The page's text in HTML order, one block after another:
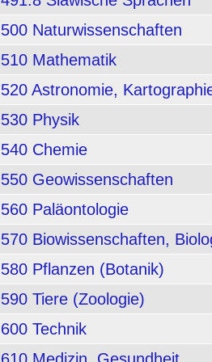
500 Naturwissenschaften
510 Mathematik
520 Astronomie,
530 Physik
540 Chemie
550 Geowissenschaften
560 Paläontologie
570 Biowissenschaften,
580 Pflanzen (Botanik)
590 Tiere (Zoologie)
600 Technik